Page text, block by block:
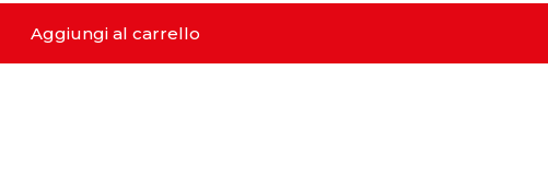
Aggiungi al carrello